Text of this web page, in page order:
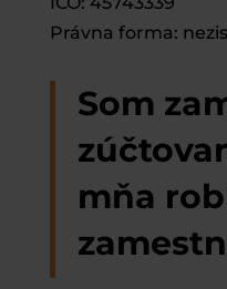
Právna forma:
Som
mňa